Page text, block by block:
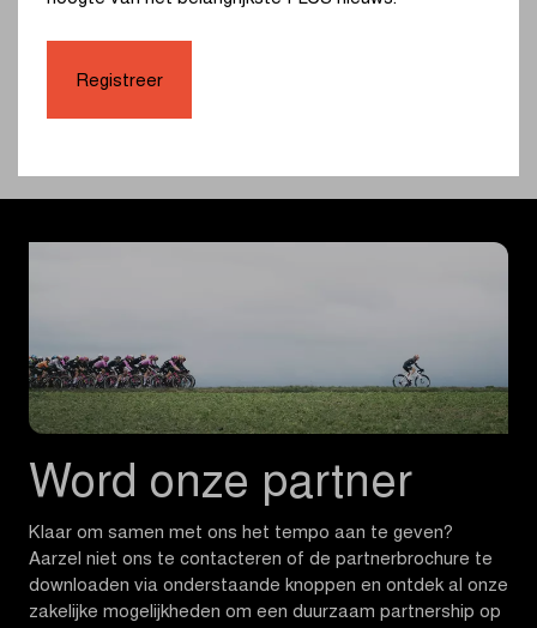
Word onze partner
Klaar om samen met ons het tempo aan te geven?
Aarzel niet ons te contacteren of de partnerbrochure te
downloaden via onderstaande knoppen en ontdek al onze
zakelijke mogelijkheden om een duurzaam partnership op
Registreer